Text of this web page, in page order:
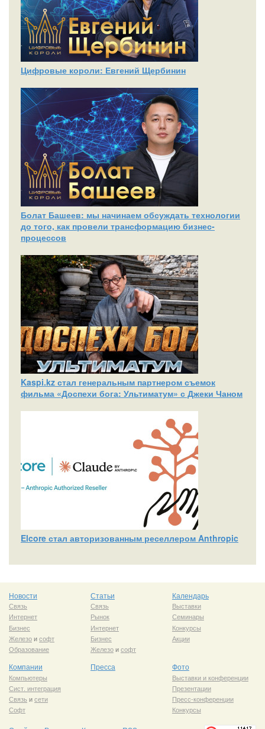
Цифровые короли: Евгений Щербинин
Болат Башеев: мы начинаем обсуждать технологии
до того, как провели трансформацию бизнес-
процессов
Kaspi.kz стал генеральным партнером съемок
фильма «Доспехи бога: Ультиматум» с Джеки Чаном
Elcore стал авторизованным реселлером Anthropic
Новости
Связь
Интернет
Бизнес
Железоисофт
Образование
Статьи
Связь
Рынок
Интернет
Бизнес
Железоисофт
Календарь
Выставки
Семинары
Конкурсы
Акции
Компании
Компьютеры
Сист. интеграция
Связь исети
Софт
Пресса Фото
Выставки и конференции
Презентации
Пресс-конференции
Конкурсы